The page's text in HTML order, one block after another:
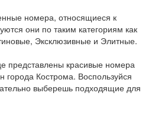
номера, относящиеся к
они по таким категориям как
Эксклюзивные и Элитные.
представлены красивые номера
Кострома. Воспользуйся
выберешь подходящие для